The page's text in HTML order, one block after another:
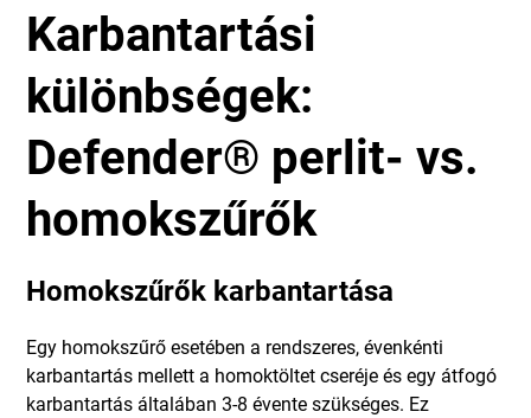
Karbantartási
különbségek:
Defender® perlit- vs.
homokszűrők
Homokszűrők karbantartása
Egy homokszűrő esetében a rendszeres, évenkénti
karbantartás mellett a homoktöltet cseréje és egy átfogó
karbantartás általában 3-8 évente szükséges. Ez